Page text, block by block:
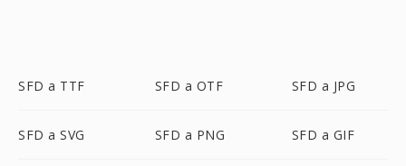
SFD a TTF SFD a OTF SFD a JPG
SFD a SVG SFD a PNG SFD a GIF